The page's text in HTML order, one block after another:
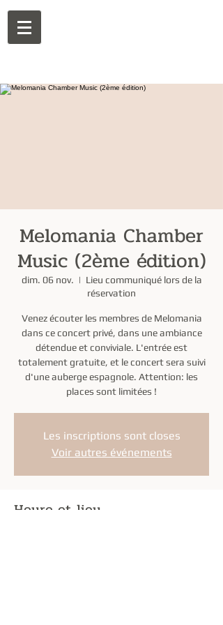
Melomania Chamber
Music (2ème édition)
dim. 06 nov.
  |
Lieu communiqué lors de la
réservation
Venez écouter les membres de Melomania
dans ce concert privé, dans une ambiance
détendue et conviviale. L'entrée est
totalement gratuite, et le concert sera suivi
d'une auberge espagnole. Attention: les
places sont limitées !
Les inscriptions sont closes
Voir autres événements
Heure et lieu